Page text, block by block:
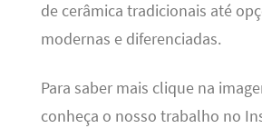
de cerâmica tradicionais até
modernas e diferenciadas.
Para saber mais clique na
conheça o nosso trabalho no